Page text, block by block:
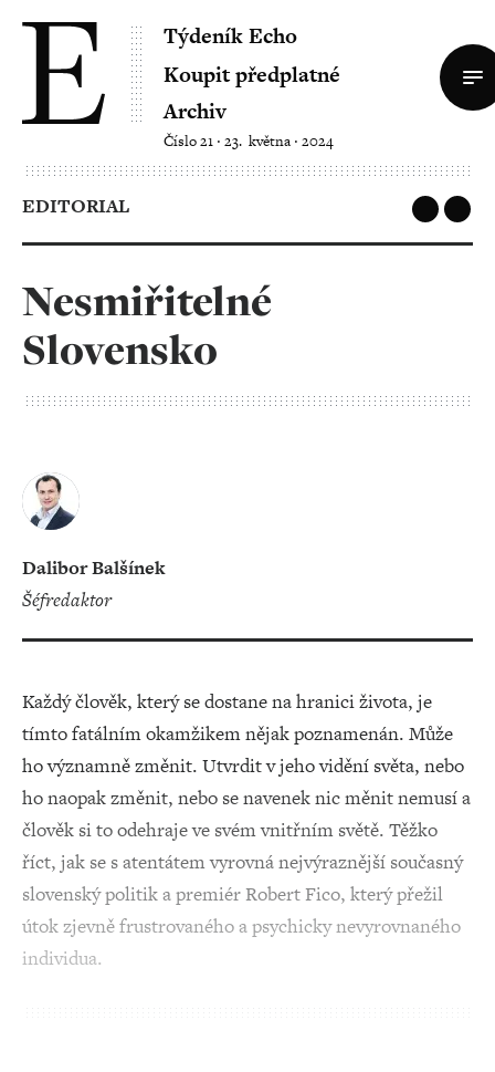
Týdeník Echo
Koupit předplatné
Archiv
Číslo 21 ‧ 23. května ‧ 2024
EDITORIAL
Nesmiřitelné
Slovensko
Dalibor Balšínek
šéfredaktor
Každý člověk, který se dostane na hranici života, je
tímto fatálním okamžikem nějak poznamenán. Může
ho významně změnit. Utvrdit v jeho vidění světa, nebo
ho naopak změnit, nebo se navenek nic měnit nemusí a
člověk si to odehraje ve svém vnitřním světě. Těžko
říct, jak se s atentátem vyrovná nejvýraznější současný
slovenský politik a premiér Robert Fico, který přežil
útok zjevně frustrovaného a psychicky nevyrovnaného
individua.